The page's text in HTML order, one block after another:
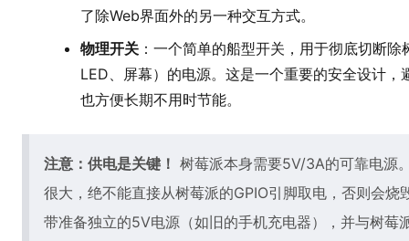
了除Web界面外的另一种交互方式。
物理开关 ：一个简单的船型开关，用于彻底切断
LED、屏幕）的电源。这是一个重要的安全设计
也方便长期不用时节能。
注意：供电是关键！ 树莓派本身需要5V/3A的可靠电源
很大，绝不能直接从树莓派的GPIO引脚取电，否则会
带准备独立的5V电源（如旧的手机充电器），并与树莓